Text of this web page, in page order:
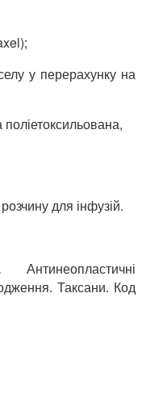
у перерахунку на
для інфузій.
Антинеопластичні
Таксани. Код